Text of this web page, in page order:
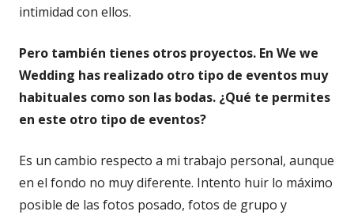
intimidad con ellos.
Pero también tienes otros proyectos. En We we
Wedding has realizado otro tipo de eventos muy
habituales como son las bodas. ¿Qué te permites
en este otro tipo de eventos?
Es un cambio respecto a mi trabajo personal, aunque
en el fondo no muy diferente. Intento huir lo máximo
posible de las fotos posado, fotos de grupo y